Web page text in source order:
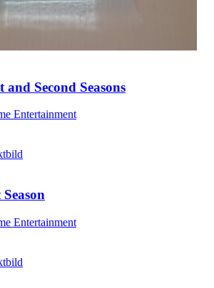
Second Seasons
Entertainment
Entertainment